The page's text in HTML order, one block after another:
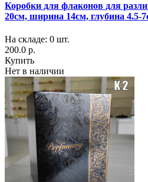
Коробки для флаконов для
20см, ширина 14см, глубина 4.5-
На складе: 0 шт.
200.0 р.
Купить
Нет в наличии